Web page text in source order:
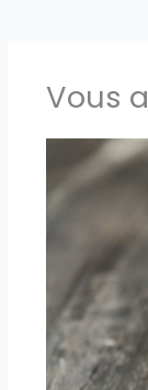
Vous